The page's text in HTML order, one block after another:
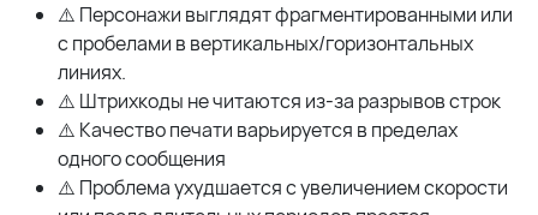
⚠️ Персонажи выглядят фрагментированными или
с пробелами в вертикальных/горизонтальных
линиях.
⚠️ Штрихкоды не читаются из-за разрывов строк
⚠️ Качество печати варьируется в пределах
одного сообщения
⚠️ Проблема ухудшается с увеличением скорости